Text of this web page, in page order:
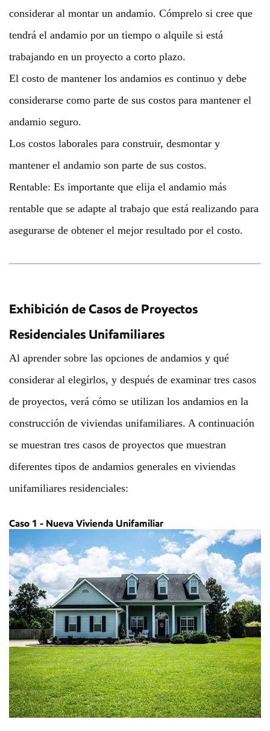
considerar al montar un andamio. Cómprelo si cree que
tendrá el andamio por un tiempo o alquile si está
trabajando en un proyecto a corto plazo.
El costo de mantener los andamios es continuo y debe
considerarse como parte de sus costos para mantener el
andamio seguro.
Los costos laborales para construir, desmontar y
mantener el andamio son parte de sus costos.
Rentable: Es importante que elija el andamio más
rentable que se adapte al trabajo que está realizando para
asegurarse de obtener el mejor resultado por el costo.
Exhibición de Casos de Proyectos
Residenciales Unifamiliares
Al aprender sobre las opciones de andamios y qué
considerar al elegirlos, y después de examinar tres casos
de proyectos, verá cómo se utilizan los andamios en la
construcción de viviendas unifamiliares. A continuación
se muestran tres casos de proyectos que muestran
diferentes tipos de andamios generales en viviendas
unifamiliares residenciales:
Caso 1 - Nueva Vivienda Unifamiliar